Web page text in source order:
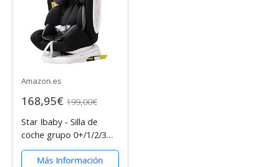
Amazon.es
168,95€ 199,00€
Star Ibaby - Silla de
coche grupo 0+/1/2/3
Isofix rotación 360º,
negroMás Información